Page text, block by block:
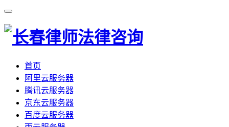
首页
阿里云服务器
腾讯云服务器
京东云服务器
百度云服务器